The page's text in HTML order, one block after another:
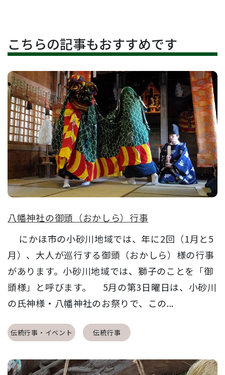
こちらの記事もおすすめです
八幡神社の御頭（おかしら）行事
にかほ市の小砂川地域では、年に2回（1月と5
月）、大人が巡行する御頭（おかしら）様の行事
があります。小砂川地域では、獅子のことを「御
頭様」と呼びます。 5月の第3日曜日は、小砂川
の氏神様・八幡神社のお祭りで、この...
伝統行事・イベント 伝統行事